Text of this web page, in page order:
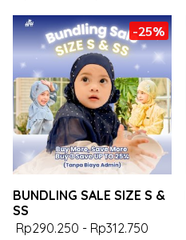
-25%
BUNDLING SALE SIZE S &
SS
Rp290.250 - Rp312.750